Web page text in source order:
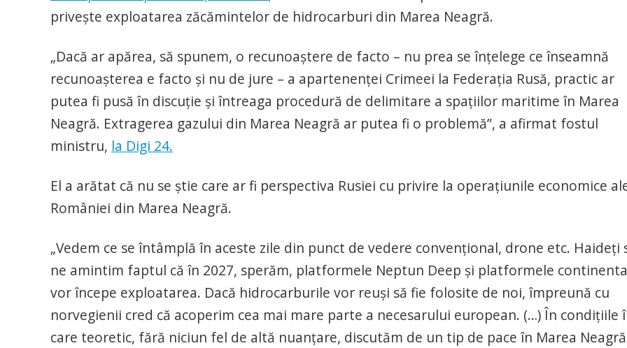
priveşte exploatarea zăcămintelor de hidrocarburi din Marea Neagră.
„Dacă ar apărea, să spunem, o recunoaştere de facto – nu prea se înţelege ce înseamnă
recunoaşterea e facto şi nu de jure – a apartenenţei Crimeei la Federaţia Rusă, practic ar
putea fi pusă în discuţie şi întreaga procedură de delimitare a spaţiilor maritime în Marea
Neagră. Extragerea gazului din Marea Neagră ar putea fi o problemă”, a afirmat fostul
ministru, la Digi 24.
El a arătat că nu se ştie care ar fi perspectiva Rusiei cu privire la operaţiunile economice
României din Marea Neagră.
„Vedem ce se întâmplă în aceste zile din punct de vedere convenţional, drone etc. Haideţi
ne amintim faptul că în 2027, sperăm, platformele Neptun Deep şi platformele
vor începe exploatarea. Dacă hidrocarburile vor reuşi să fie folosite de noi, împreună cu
norvegienii cred că acoperim cea mai mare parte a necesarului european. (…) În condiţiile
care teoretic, fără niciun fel de altă nuanţare, discutăm de un tip de pace în Marea